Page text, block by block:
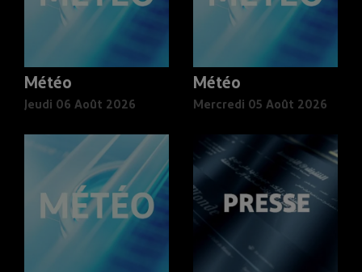
Météo
Jeudi 06 Août 2026
Météo
Mercredi 05 Août 2026